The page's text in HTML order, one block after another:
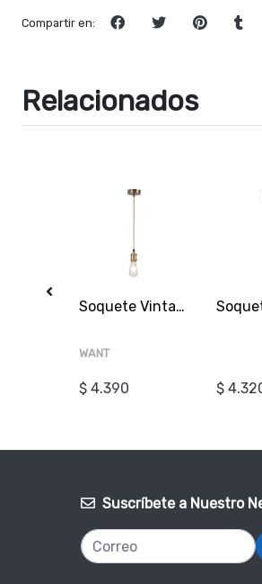
Compartir en:
Relacionados
Soquete Vintage Dorado E27, cordón 1mt
WANT
$ 4.390 $
Suscríbete a Nuestro